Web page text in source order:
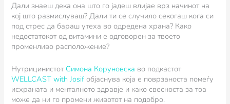
Дали знаеш дека она што го јадеш влијае врз начинот на
кој што размислуваш? Дали ти се случило секогаш кога си
под стрес да бараш утеха во одредена храна? Како
недостатокот од витамини е одговорен за твоето
променливо расположение?
Нутрицинистот Симона Коруновска во подкастот
WELLCAST with Josif објаснува која е поврзаноста помеѓу
исхраната и менталното здравје и како свесноста за тоа
може да ни го промени животот на подобро.